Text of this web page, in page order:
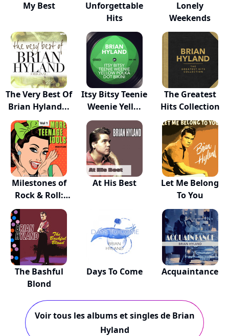
My Best
Unforgettable
Hits
Lonely
Weekends
The Very Best Of
Brian Hyland...
Itsy Bitsy Teenie
Weenie Yell...
The Greatest
Hits Collection
Milestones of
Rock & Roll:
Mo...
At His Best
Let Me Belong
To You
The Bashful
Blond
Days To Come Acquaintance
Voir tous les albums et singles de Brian
Hyland